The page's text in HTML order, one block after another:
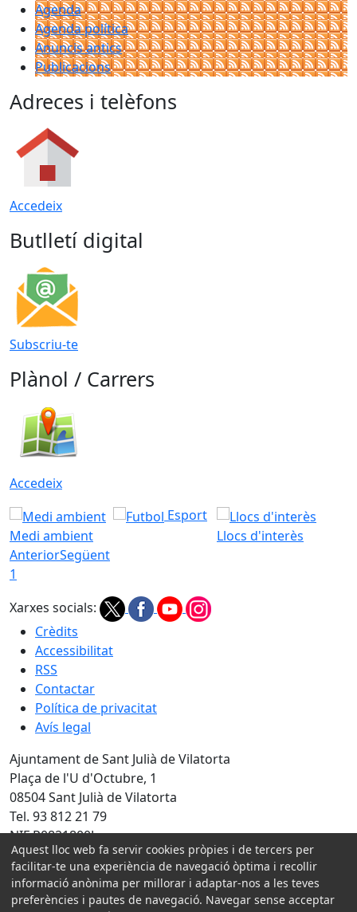
Agenda
Agenda política
Anuncis antics
Publicacions
Adreces i telèfons
Accedeix
Butlletí digital
Subscriu-te
Plànol / Carrers
Accedeix
Medi ambient
Esport
Llocs d'interès
AnteriorSegüent
1
Xarxes socials:
Crèdits
Accessibilitat
RSS
Contactar
Política de privacitat
Avís legal
Ajuntament de Sant Julià de Vilatorta
Plaça de l'U d'Octubre, 1
08504 Sant Julià de Vilatorta
Tel. 93 812 21 79
NIF P0821800J
Amb la col·laboració de:
Aquest lloc web fa servir cookies pròpies i de tercers per
facilitar-te una experiència de navegació òptima i recollir
informació anònima per millorar i adaptar-nos a les teves
preferències i pautes de navegació. Navegar sense acceptar